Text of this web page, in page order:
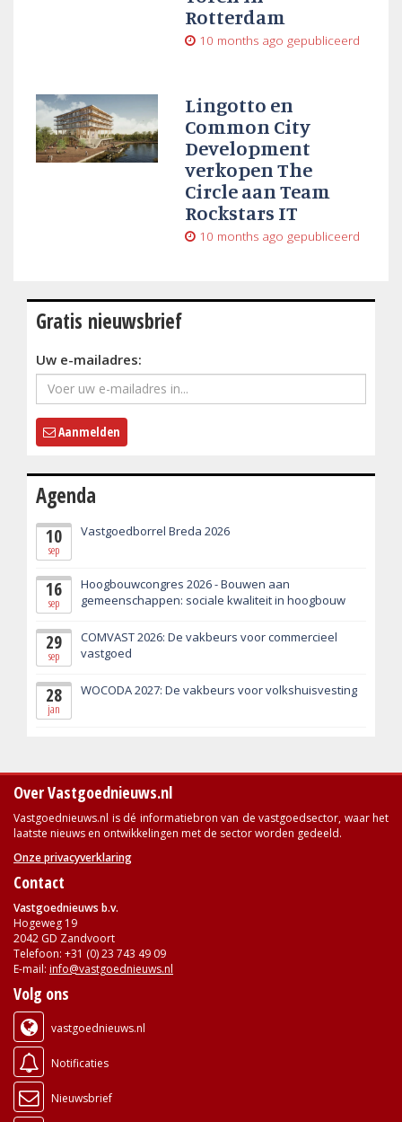
Rotterdam
10 months ago gepubliceerd
Lingotto en
Common City
Development
verkopen The
Circle aan Team
Rockstars IT
10 months ago gepubliceerd
Gratis nieuwsbrief
Uw e-mailadres:
Aanmelden
Agenda
10
sep
Vastgoedborrel Breda 2026
16
sep
Hoogbouwcongres 2026 - Bouwen aan
gemeenschappen: sociale kwaliteit in hoogbouw
29
sep
COMVAST 2026: De vakbeurs voor commercieel
vastgoed
28
jan
WOCODA 2027: De vakbeurs voor volkshuisvesting
Over Vastgoednieuws.nl
Vastgoednieuws.nl is dé informatiebron van de vastgoedsector, waar het
laatste nieuws en ontwikkelingen met de sector worden gedeeld.
Onze privacyverklaring
Contact
Vastgoednieuws b.v.
Hogeweg 19
2042 GD Zandvoort
Telefoon: +31 (0) 23 743 49 09
E-mail: info@vastgoednieuws.nl
Volg ons
vastgoednieuws.nl
Notificaties
Nieuwsbrief